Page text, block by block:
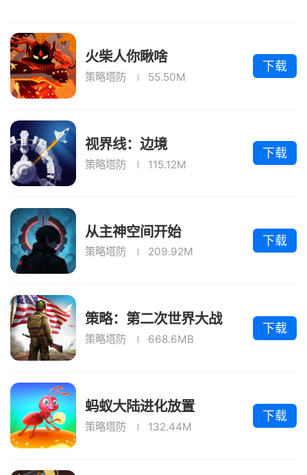
火柴人你瞅啥
策略塔防 55.50M
下载
视界线：边境
策略塔防 115.12M
下载
从主神空间开始
策略塔防 209.92M
下载
策略：第二次世界大战
2026
策略塔防 668.6MB
下载
蚂蚁大陆进化放置
策略塔防 132.44M
下载